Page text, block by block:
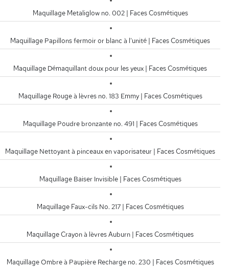
Maquillage Metaliglow no. 002 | Faces Cosmétiques
Maquillage Papillons fermoir or blanc à l'unité | Faces Cosmétiques
Maquillage Démaquillant doux pour les yeux | Faces Cosmétiques
Maquillage Rouge à lèvres no. 183 Emmy | Faces Cosmétiques
Maquillage Poudre bronzante no. 491 | Faces Cosmétiques
Maquillage Nettoyant à pinceaux en vaporisateur | Faces Cosmétiques
Maquillage Baiser Invisible | Faces Cosmétiques
Maquillage Faux-cils No. 217 | Faces Cosmétiques
Maquillage Crayon à lèvres Auburn | Faces Cosmétiques
Maquillage Ombre à Paupière Recharge no. 230 | Faces Cosmétiques